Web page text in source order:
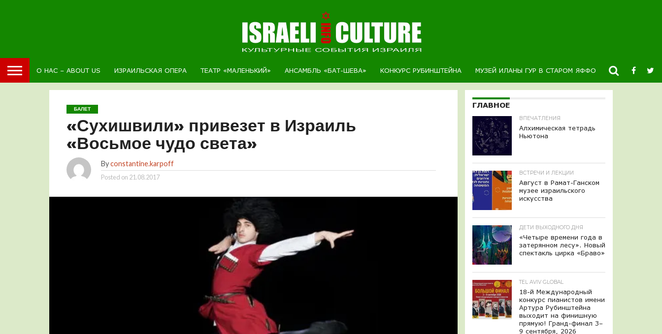
О НАС – ABOUT US ИЗРАИЛЬСКАЯ ОПЕРА ТЕАТР «МАЛЕНЬКИЙ» АНСАМБЛЬ «БАТ-ШЕВА» КОНКУРС РУБИНШТЕЙНА МУЗЕЙ ИЛАНЫ ГУР В СТАРОМ ЯФФО НОВОСТИ
БАЛЕТ
«Сухишвили» привезет в Израиль
«Восьмое чудо света»
Byconstantine.karpoff
Posted on 21.08.2017
ГЛАВНОЕ
ВПЕЧАТЛЕНИЯ
Алхимическая тетрадь
Ньютона
ВСТРЕЧИ И ЛЕКЦИИ
Август в Рамат-Ганском
музее израильского
искусства
ДЕТИ ВЫХОДНОГО ДНЯ
«Четыре времени года в
затерянном лесу». Новый
спектакль цирка «Браво»
TEL AVIV GLOBAL
18-й Международный
конкурс пианистов имени
Артура Рубинштейна
выходит на финишную
прямую! Гранд-финал 3–
9 сентября, 2026